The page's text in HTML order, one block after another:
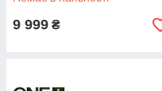
9 999 ₴